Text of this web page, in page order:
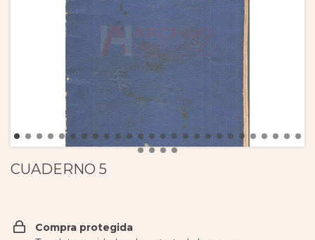
CUADERNO 5
Compra protegida